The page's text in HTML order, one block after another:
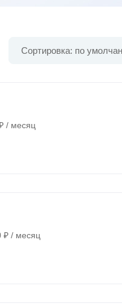
Сортировка: по
/ месяц
₽ / месяц